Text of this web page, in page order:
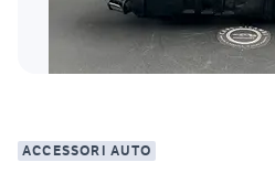
ACCESSORI AUTO